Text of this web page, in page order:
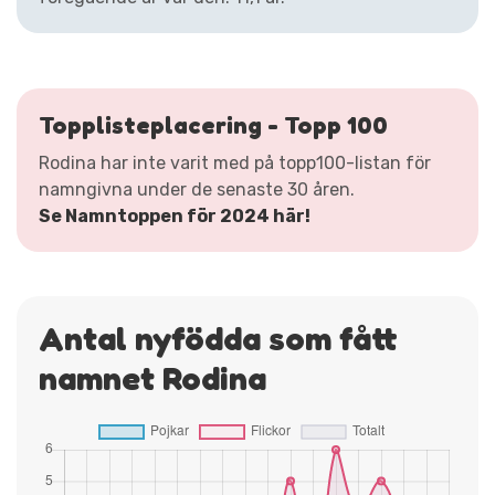
Topplisteplacering - Topp 100
Rodina har inte varit med på topp100-listan för
namngivna under de senaste 30 åren.
Se Namntoppen för 2024 här!
Antal nyfödda som fått
namnet Rodina